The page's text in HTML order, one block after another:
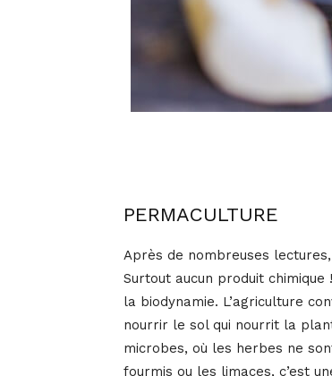
PERMACULTURE
Après de nombreuses
Surtout aucun produit
la biodynamie. L’agriculture
nourrir le sol qui nourrit la
microbes, où les herbes ne
fourmis ou les limaces, c’est